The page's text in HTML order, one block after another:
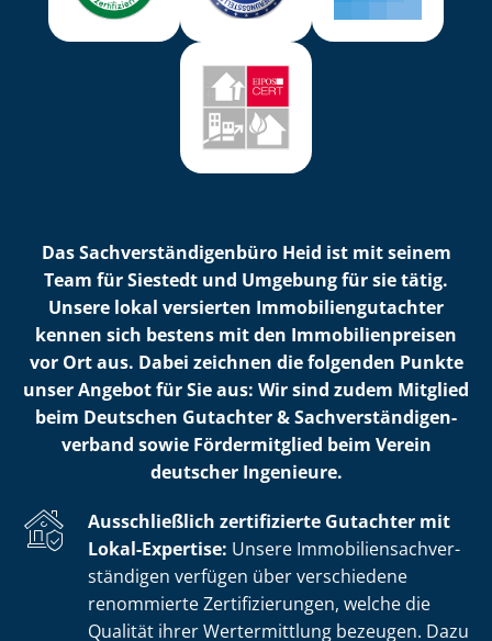
Das Sach­ver­stän­di­gen­bü­ro Heid ist mit seinem
Team für Siestedt und Umgebung für sie tätig.
Unsere lokal versierten Im­mo­bi­li­en­gut­ach­ter
kennen sich bestens mit den Im­mo­bi­li­en­prei­sen
vor Ort aus. Dabei zeichnen die folgenden Punkte
unser Angebot für Sie aus: Wir sind zudem Mitglied
beim Deutschen Gutachter & Sach­ver­stän­di­gen­
ver­band sowie Fördermitglied beim Verein
deutscher Ingenieure.
Ausschließlich zertifizierte Gutachter mit
Lokal-Expertise: Unsere Im­mo­bi­li­en­sach­ver­
stän­di­gen verfügen über verschiedene
renommierte Zer­ti­fi­zie­run­gen, welche die
Qualität ihrer Wertermittlung bezeugen. Dazu